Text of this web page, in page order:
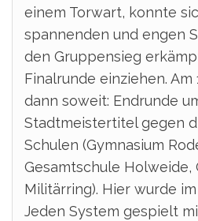
einem Torwart, konnte
spannenden und engen
den Gruppensieg
Finalrunde einziehen. Am
dann soweit: Endrunde
Stadtmeistertitel gegen
Schulen (Gymnasium
Gesamtschule Holweide,
Militärring). Hier wurde
Jeden System gespielt